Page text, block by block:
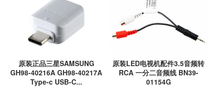
原装正品三星SAMSUNG
GH98-40216A GH98-40217A
Type-c USB-C...
原装LED电视机配件3.5音频转
RCA 一分二音频线 BN39-
01154G